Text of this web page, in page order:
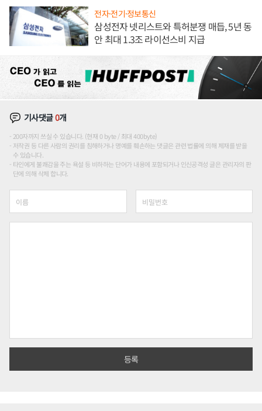
전자·전기·정보통신
삼성전자 넷리스트와 특허분쟁 매듭, 5년 동
안 최대 1.3조 라이선스비 지급
기사댓글0개
200자까지 쓰실 수 있습니다. (현재 0 byte / 최대 400byte)
저작권 등 다른 사람의 권리를 침해하거나 명예를 훼손하는 댓글은 관련 법률에 의해 제재를 받을
수 있습니다.
타인에게 불쾌감을 주는 욕설 등 비하하는 단어가 내용에 포함되거나 인신공격성 글은 관리자의 판
단에 의해 삭제 합니다.